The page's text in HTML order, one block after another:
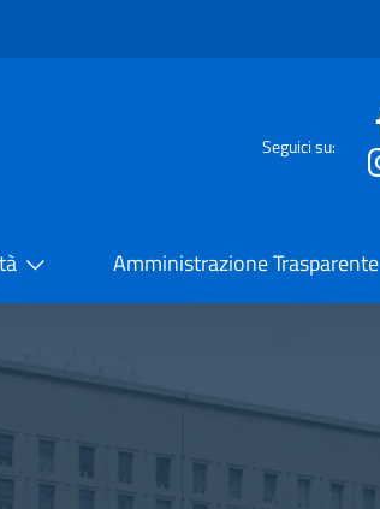
Seguici su:
Amministrazione Trasparente